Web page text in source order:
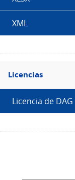
XML
Filtro
Licencias
Licencias
Licencia de